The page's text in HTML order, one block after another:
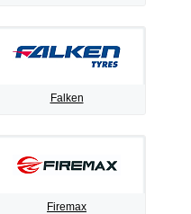
Falken
Firemax